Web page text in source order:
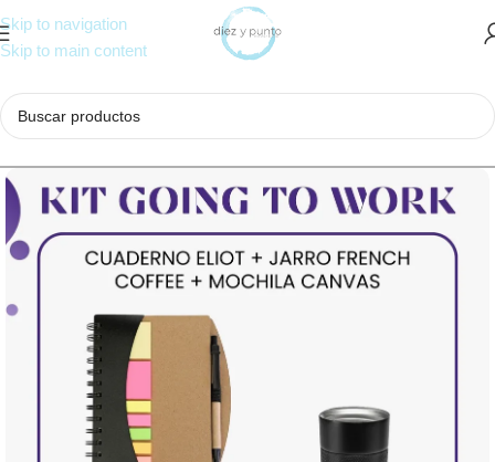
Skip to navigation
Skip to main content